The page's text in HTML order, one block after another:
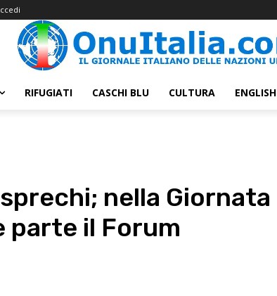
RIFUGIATI CASCHI BLU CULTURA ENGLISH
nella Giornata
parte il Forum